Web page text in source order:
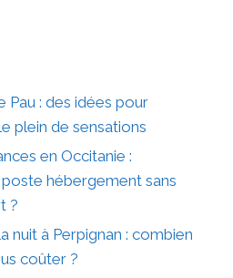
Pau : des idées pour
plein de sensations
en Occitanie :
hébergement sans
?
nuit à Perpignan : combien
coûter ?